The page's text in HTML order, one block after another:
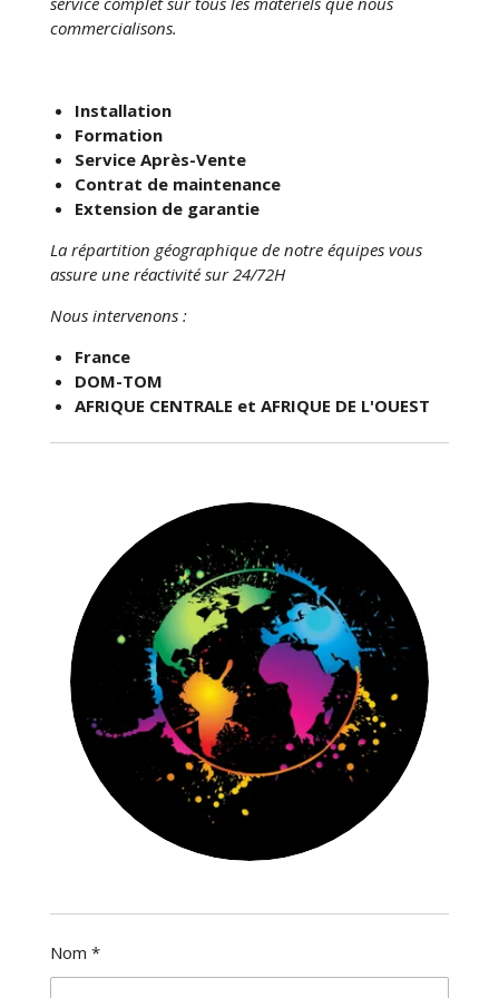
commercialisons.
Installation
Formation
Service Après-Vente
Contrat de maintenance
Extension de garantie
La répartition géographique de notre équipes vous
assure une réactivité sur 24/72H
Nous intervenons :
France
DOM-TOM
AFRIQUE CENTRALE et AFRIQUE DE L'OUEST
Nom *